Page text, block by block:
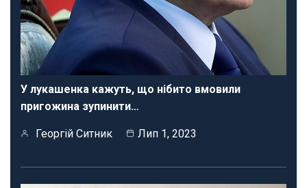
У лукашенка кажуть, що нібито вмовили
пригожина зупинити…
Георгій Ситник Лип 1, 2023